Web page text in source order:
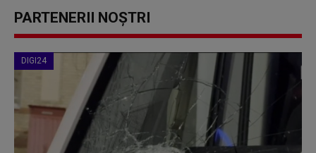
PARTENERII NOȘTRI
DIGI24